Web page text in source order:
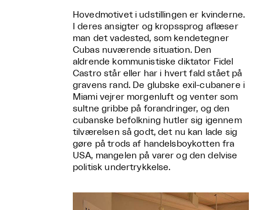
Hovedmotivet i udstillingen er kvinderne.
I deres ansigter og kropssprog aflæser
man det vadested, som kendetegner
Cubas nuværende situation. Den
aldrende kommunistiske diktator Fidel
Castro står eller har i hvert fald stået på
gravens rand. De glubske exil-cubanere i
Miami vejrer morgenluft og venter som
sultne gribbe på forandringer, og den
cubanske befolkning hutler sig igennem
tilværelsen så godt, det nu kan lade sig
gøre på trods af handelsboykotten fra
USA, mangelen på varer og den delvise
politisk undertrykkelse.